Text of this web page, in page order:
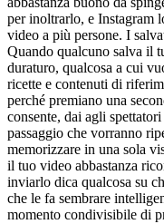
per inoltrarlo, e Instagram
video a più persone. I
Quando qualcuno salva il
duraturo, qualcosa a cui
ricette e contenuti di
perché premiano una
consente, dai agli
passaggio che vorranno
memorizzare in una sola
il tuo video abbastanza
inviarlo dica qualcosa su
che le fa sembrare
momento condivisibile di